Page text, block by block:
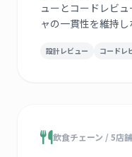
ューとコードレビ
ャの一貫性を維持し
設計レビュー コードレ
飲食チェーン / 5店舗